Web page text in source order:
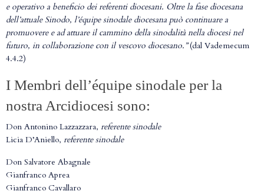
e operativo a beneficio dei referenti diocesani. Oltre la fase diocesana
dell’attuale Sinodo, l’équipe sinodale diocesana può continuare a
promuovere e ad attuare il cammino della sinodalità nella diocesi nel
futuro, in collaborazione con il vescovo diocesano.”(dal Vademecum
4.4.2)
I Membri dell’équipe sinodale per la
nostra Arcidiocesi sono:
Don Antonino Lazzazzara, referente sinodale
Licia D’Aniello, referente sinodale
Don Salvatore Abagnale
Gianfranco Aprea
Gianfranco Cavallaro